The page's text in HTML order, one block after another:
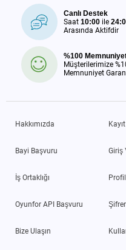
Canlı Destek
Saat 10:00 ile
Arasında Aktifdir
%100
Müşterilerimize
Memnuniyet
Hakkımızda
Bayi Başvuru
İş Ortaklığı
Oyunfor API Başvuru
Bize Ulaşın
Kayıt
Giriş